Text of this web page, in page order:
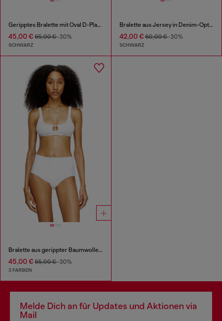
Geripptes Bralette mit Oval D-Plakette
45,00 € 65,00 €-30%
SCHWARZ
Bralette aus Jersey in Denim-Optik
42,00 €60,00 €-30%
SCHWARZ
Bralette aus gerippter Baumwolle mit ovalem Schmuck-D
45,00 € 65,00 €-30%
3 FARBEN
Melde Dich an für Updates und Aktionen via
Mail